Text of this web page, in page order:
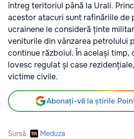
întreg teritoriul până la Urali.
acestor atacuri sunt rafinăriile de
ucrainene le consideră ținte
veniturile din vânzarea petrolului
continue războiul. În același timp,
lovesc regulat și case
victime civile.
Abonați-vă la știrile
Sursă Meduza